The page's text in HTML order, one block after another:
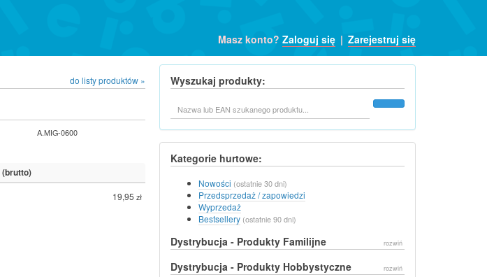
Masz konto? Zaloguj się | Zarejestruj się
do listy produktów »
A.MIG-0600
(brutto)
19,95 zł
Wyszukaj produkty:
Kategorie hurtowe:
Nowości (ostatnie 30 dni)
Przedsprzedaż / zapowiedzi
Wyprzedaż
Bestsellery (ostatnie 90 dni)
Dystrybucja - Produkty Familijne rozwiń
Dystrybucja - Produkty Hobbystyczne rozwiń